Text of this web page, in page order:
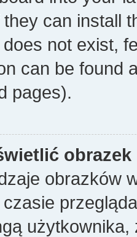
can install
not exist,
can be found
pages).
obrazków